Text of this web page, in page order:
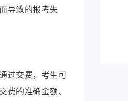
导致的报考失
过交费，考生可
的准确金额、